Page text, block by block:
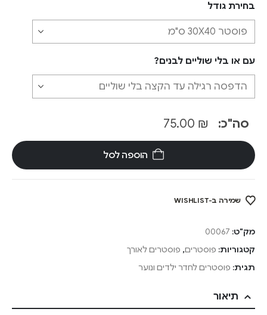
בחירת גודל
עם או בלי שוליים לבנים?
סה"כ: ₪
הוספה לסל
שמירה ב-WISHLIST
מק"ט: 00067
קטגוריות: פוסטרים, פוסטרים לאורך
תגית: פוסטרים לחדר ילדים ונוער
תיאור